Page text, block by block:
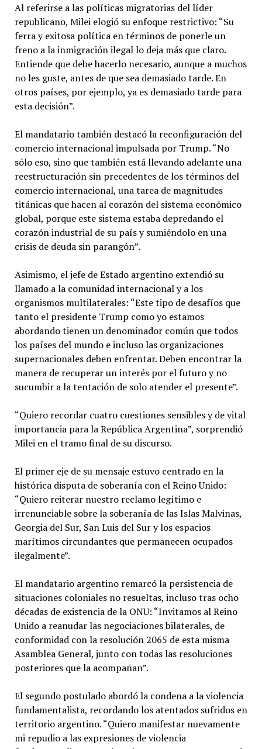
Al referirse a las políticas migratorias del líder
republicano, Milei elogió su enfoque restrictivo: “Su
ferra y exitosa política en términos de ponerle un
freno a la inmigración ilegal lo deja más que claro.
Entiende que debe hacerlo necesario, aunque a muchos
no les guste, antes de que sea demasiado tarde. En
otros países, por ejemplo, ya es demasiado tarde para
esta decisión”.
El mandatario también destacó la reconfiguración del
comercio internacional impulsada por Trump. “No
sólo eso, sino que también está llevando adelante una
reestructuración sin precedentes de los términos del
comercio internacional, una tarea de magnitudes
titánicas que hacen al corazón del sistema económico
global, porque este sistema estaba depredando el
corazón industrial de su país y sumiéndolo en una
crisis de deuda sin parangón”.
Asimismo, el jefe de Estado argentino extendió su
llamado a la comunidad internacional y a los
organismos multilaterales: “Este tipo de desafíos que
tanto el presidente Trump como yo estamos
abordando tienen un denominador común que todos
los países del mundo e incluso las organizaciones
supernacionales deben enfrentar. Deben encontrar la
manera de recuperar un interés por el futuro y no
sucumbir a la tentación de solo atender el presente”.
“Quiero recordar cuatro cuestiones sensibles y de vital
importancia para la República Argentina”, sorprendió
Milei en el tramo final de su discurso.
El primer eje de su mensaje estuvo centrado en la
histórica disputa de soberanía con el Reino Unido:
“Quiero reiterar nuestro reclamo legítimo e
irrenunciable sobre la soberanía de las Islas Malvinas,
Georgia del Sur, San Luis del Sur y los espacios
marítimos circundantes que permanecen ocupados
ilegalmente”.
El mandatario argentino remarcó la persistencia de
situaciones coloniales no resueltas, incluso tras ocho
décadas de existencia de la ONU: “Invitamos al Reino
Unido a reanudar las negociaciones bilaterales, de
conformidad con la resolución 2065 de esta misma
Asamblea General, junto con todas las resoluciones
posteriores que la acompañan”.
El segundo postulado abordó la condena a la violencia
fundamentalista, recordando los atentados sufridos en
territorio argentino. “Quiero manifestar nuevamente
mi repudio a las expresiones de violencia